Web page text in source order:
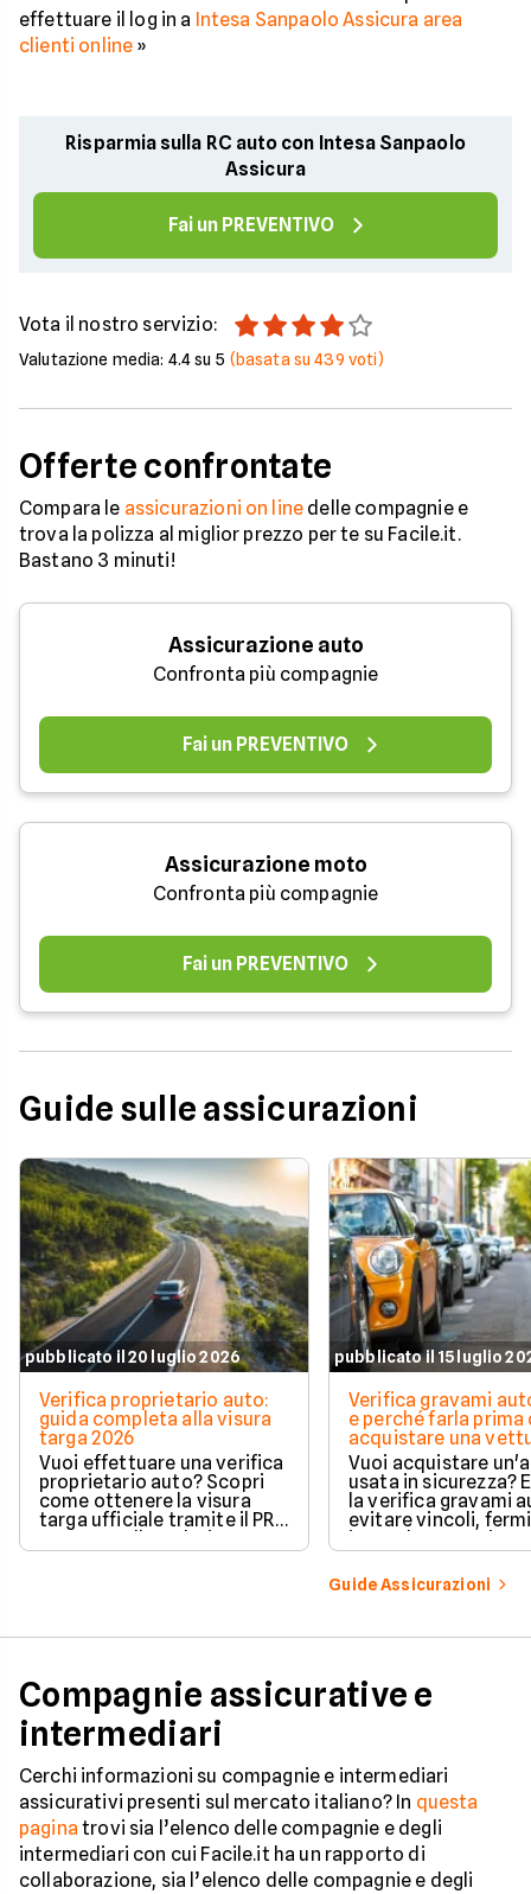
effettuare il log in a Intesa Sanpaolo Assicura area
clienti online »
Risparmia sulla RC auto con Intesa Sanpaolo
Assicura
Fai un PREVENTIVO
Vota il nostro servizio:
Valutazione media: 4.4su 5 (basata su439 voti)
Offerte confrontate
Compara le assicurazioni on line delle compagnie e
trova la polizza al miglior prezzo per te su Facile.it.
Bastano 3 minuti!
Assicurazione auto
Confronta più compagnie
Fai un PREVENTIVO
Assicurazione moto
Confronta più compagnie
Fai un PREVENTIVO
Guide sulle assicurazioni
pubblicato il 20 luglio 2026
Verifica proprietario auto:
guida completa alla visura
targa 2026
Vuoi effettuare una verifica
proprietario auto? Scopri
come ottenere la visura
targa ufficiale tramite il PRA
per controllare dati e
vincoli in totale sicurezza.
pubblicato il 15 luglio
Verifica gravami
e perché farla prima
acquistare una
Vuoi acquistare
usata in sicurezza?
la verifica gravami
evitare vincoli,
ipoteche. Scopri
tutelare il tuo
Guide Assicurazioni
Compagnie assicurative e
intermediari
Cerchi informazioni su compagnie e intermediari
assicurativi presenti sul mercato italiano? In questa
pagina trovi sia l’elenco delle compagnie e degli
intermediari con cui Facile.it ha un rapporto di
collaborazione, sia l’elenco delle compagnie e degli